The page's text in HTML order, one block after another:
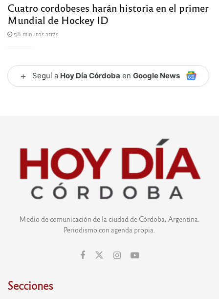
Cuatro cordobeses harán historia en el primer
Mundial de Hockey ID
58 minutos atrás
+ Seguí a Hoy Día Córdoba en Google News
Medio de comunicación de la ciudad de Córdoba, Argentina.
Periodismo con agenda propia.
Secciones